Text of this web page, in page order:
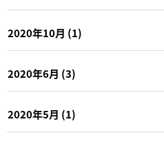
2020年10月 (1)
2020年6月 (3)
2020年5月 (1)